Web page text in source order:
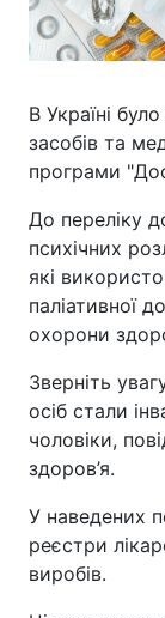
В Україні
засобів та
програми
До переліку
психічних
які
паліативної
охорони
Зверніть
осіб стали
чоловіки,
здоров’я.
У наведених
реєстри
виробів.